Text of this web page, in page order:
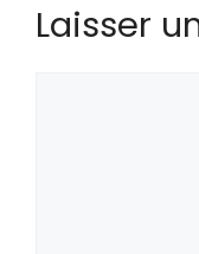
Laisser